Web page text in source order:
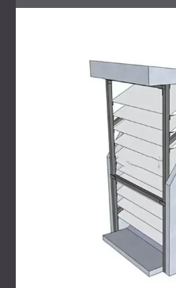
akustycznych
akustycznych w celu
powietrza bez wycieku
Rozwiązanie
DECIBEL zbudował
specjalistycznych paneli
agregaty chłodnicze ze
Aby utrzymać wydajność
chłodniczymi dodano